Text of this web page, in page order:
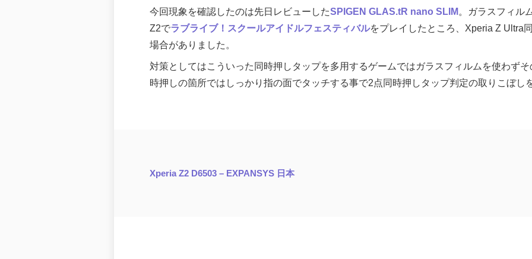
今回現象を確認したのは先日レビューしたSPIGEN GLAS.tR nano SLIM 。ガラスフィル
Z2でラブライブ！スクールアイドルフェスティバルをプレイしたところ、Xperia Z Ultra
場合がありました。
対策としてはこういった同時押しタップを多用するゲームではガラスフィルムを使わず
時押しの箇所ではしっかり指の面でタッチする事で2点同時押しタップ判定の取りこぼし
Xperia Z2 D6503 – EXPANSYS 日本